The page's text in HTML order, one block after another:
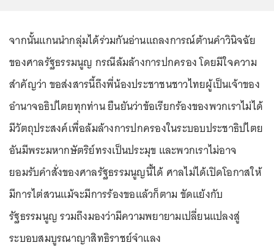
จากนั้นแกนนำกลุ่มได้ร่วมกันอ่านแถลงการณ์ต้านคำวินิจฉัย
ของศาลรัฐธรรมนูญ กรณีล้มล้างการปกครอง โดยมีใจความ
สำคัญว่า ขอส่งสารนี้ถึงพี่น้องประชาชนชาวไทยผู้เป็นเจ้าของ
อำนาจอธิปไตยทุกท่าน ยืนยันว่าข้อเรียกร้องของพวกเราไม่ได้
มีวัตถุประสงค์เพื่อล้มล้างการปกครองในระบอบประชาธิปไตย
อันมีพระมหากษัตริย์ทรงเป็นประมุข และพวกเราไม่อาจ
ยอมรับคำสั่งของศาลรัฐธรรมนูญนี้ได้ ศาลไม่ได้เปิดโอกาสให้
มีการไต่สวนแม้จะมีการร้องขอแล้วก็ตาม ขัดแย้งกับ
รัฐธรรมนูญ รวมถึงมองว่ามีความพยายามเปลี่ยนแปลงสู่
ระบอบสมบูรณาญาสิทธิราชย์จำแลง